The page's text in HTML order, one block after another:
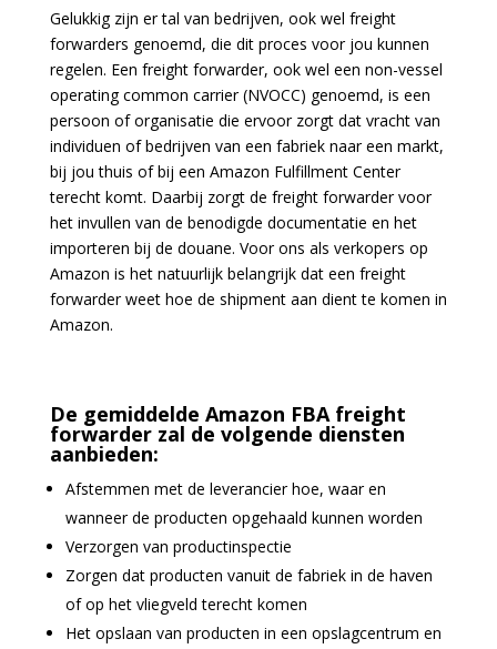
Gelukkig zijn er tal van bedrijven, ook wel freight
forwarders genoemd, die dit proces voor jou kunnen
regelen. Een freight forwarder, ook wel een non-vessel
operating common carrier (NVOCC) genoemd, is een
persoon of organisatie die ervoor zorgt dat vracht van
individuen of bedrijven van een fabriek naar een markt,
bij jou thuis of bij een Amazon Fulfillment Center
terecht komt. Daarbij zorgt de freight forwarder voor
het invullen van de benodigde documentatie en het
importeren bij de douane. Voor ons als verkopers op
Amazon is het natuurlijk belangrijk dat een freight
forwarder weet hoe de shipment aan dient te komen in
Amazon.
De gemiddelde Amazon FBA freight
forwarder zal de volgende diensten
aanbieden:
Afstemmen met de leverancier hoe, waar en
wanneer de producten opgehaald kunnen worden
Verzorgen van productinspectie
Zorgen dat producten vanuit de fabriek in de haven
of op het vliegveld terecht komen
Het opslaan van producten in een opslagcentrum en